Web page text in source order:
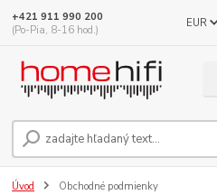
EUR
+421 911 990 200
(Po-Pia, 8-16 hod.)
Úvod Obchodné podmienky